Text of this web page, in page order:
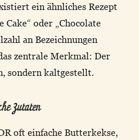
ein ähnliches Rezept
Cake“ oder „Chocolate
an Bezeichnungen
zentrale Merkmal: Der
sondern kaltgestellt.
Zutaten
oft einfache Butterkekse,